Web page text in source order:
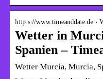
http s://www.timeanddate.de ›
Wetter in
Spanien –
Wetter Murcia, Murcia,